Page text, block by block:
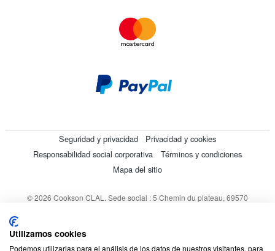
Seguridad y privacidad
Privacidad y cookies
Responsabilidad social corporativa
Términos y condiciones
Mapa del sitio
© 2026 Cookson CLAL. Sede social : 5 Chemin du plateau, 69570
Utilizamos cookies
Podemos utilizarlas para el análisis de los datos de nuestros visitantes, para